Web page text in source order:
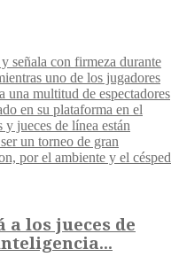
los jueces de